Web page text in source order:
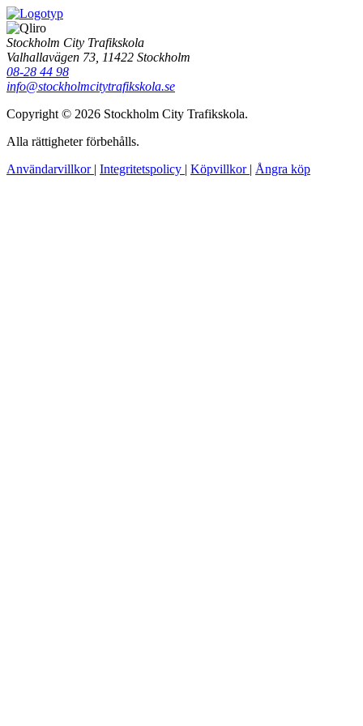
Stockholm City Trafikskola
Valhallavägen 73, 11422 Stockholm
08-28 44 98
info@stockholmcitytrafikskola.se
Copyright © 2026 Stockholm City Trafikskola.
Alla rättigheter förbehålls.
Användarvillkor | Integritetspolicy | Köpvillkor | Ångra köp